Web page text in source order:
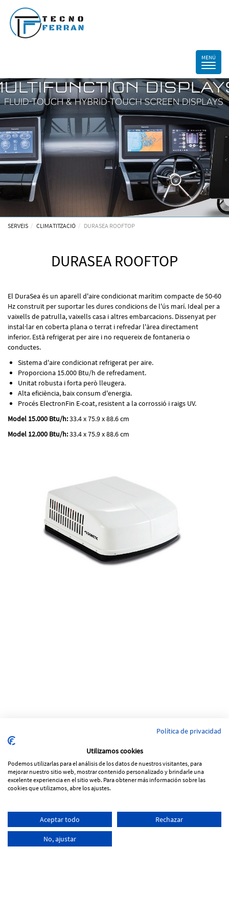
SERVEIS CLIMATITZACIÓ DURASEA ROOFTOP
DURASEA ROOFTOP
El DuraSea és un aparell d'aire condicionat marítim compacte de 50-60
Hz construït per suportar les dures condicions de l'ús marí. Ideal per a
vaixells de patrulla, vaixells casa i altres embarcacions. Dissenyat per
instal·lar en coberta plana o terrat i refredar l'àrea directament
inferior. Està refrigerat per aire i no requereix de fontaneria o
conductes.
Sistema d'aire condicionat refrigerat per aire.
Proporciona 15.000 Btu/h de refredament.
Unitat robusta i forta però lleugera.
Alta eficiència, baix consum d'energia.
Procés ElectronFin E-coat, resistent a la corrossió i raigs UV.
Model 15.000 Btu/h:33.4 x 75.9 x 88.6 cm
Model 12.000 Btu/h:33.4 x 75.9 x 88.6 cm
Pol. Ind Vinya Rohans
C/ Progrés, Parcela 53, nave 5
17257 Torroella de Montgrí - Girona
+34 972 761 066
Política de privacidad
Utilizamos cookies
Podemos utilizarlas para el análisis de los datos de nuestros visitantes, para
mejorar nuestro sitio web, mostrar contenido personalizado y brindarle una
excelente experiencia en el sitio web. Para obtener más información sobre las
cookies que utilizamos, abre los ajustes.
Aceptar todo Rechazar
No, ajustar